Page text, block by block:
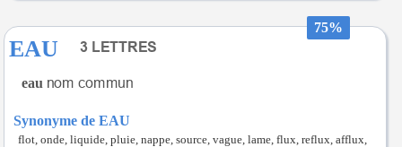
75%
EAU
eau
Synonyme de EAU
flot, onde, liquide, pluie, nappe, source, vague, lame, flux, reflux, afflux,